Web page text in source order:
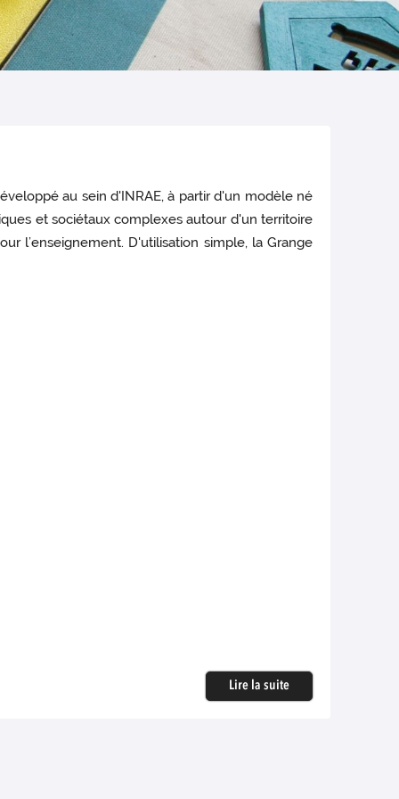
au sein d'INRAE, à partir d'un modèle né
et sociétaux complexes autour d'un territoire
l’enseignement. D'utilisation simple, la Grange
Lire la suite